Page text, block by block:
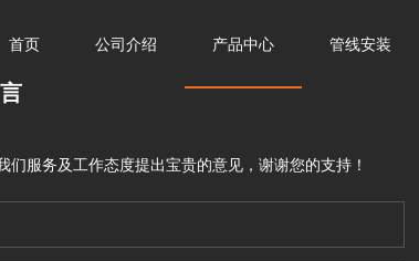
首页 公司介绍 产品中心 管线安装
们服务及工作态度提出宝贵的意见，谢谢您的支持！